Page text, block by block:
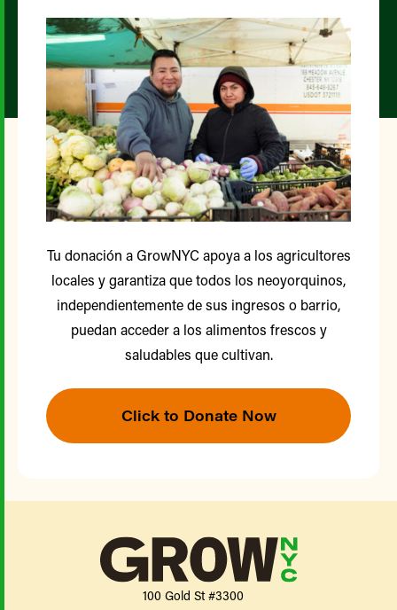
Tu donación a GrowNYC apoya a los agricultores
locales y garantiza que todos los neoyorquinos,
independientemente de sus ingresos o barrio,
puedan acceder a los alimentos frescos y
saludables que cultivan.
Click to Donate Now
100 Gold St #3300